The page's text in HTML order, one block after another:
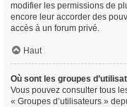
modifier les permissions de
encore leur accorder des
accès à un forum privé.
Haut
Où sont les groupes
Vous pouvez consulter tous
« Groupes d’utilisateurs »